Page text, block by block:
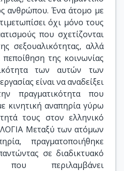
ανθρώπου. Ένα άτομο με
όχι μόνο τους
που σχετίζονται
σεξουαλικότητας, αλλά
της κοινωνίας
των αυτών των
είναι να αναδείξει
πραγματικότητα που
κινητική αναπηρία γύρω
τους στον ελληνικό
Μεταξύ των ατόμων
πραγματοποιήθηκε
σε διαδικτυακό
που περιλαμβάνει